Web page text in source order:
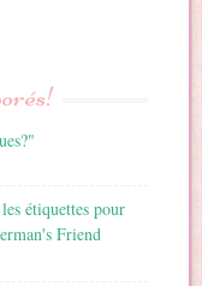
étiquettes pour
Friend